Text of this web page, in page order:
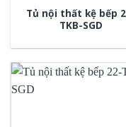
Tủ nội thất kệ bếp
TKB-SGD